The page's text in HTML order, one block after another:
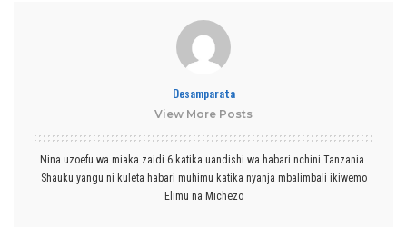
Desamparata
View More Posts
Nina uzoefu wa miaka zaidi 6 katika uandishi wa habari nchini Tanzania.
Shauku yangu ni kuleta habari muhimu katika nyanja mbalimbali ikiwemo
Elimu na Michezo